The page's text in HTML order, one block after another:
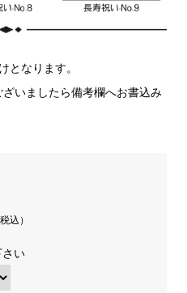
となります。
いましたら備考欄へお書込み
込）
さい